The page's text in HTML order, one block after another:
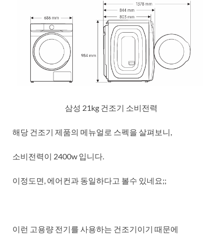
삼성 21kg 건조기 소비전력
해당 건조기 제품의 메뉴얼로 스펙을 살펴보니,
소비전력이 2400w 입니다.
이정도면, 에어컨과 동일하다고 볼수 있네요;;
이런 고용량 전기를 사용하는 건조기이기 때문에